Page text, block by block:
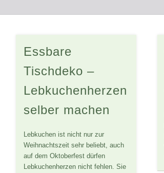
Essbare
Tischdeko –
Lebkuchenherzen
selber machen
Lebkuchen ist nicht nur zur
Weihnachtszeit sehr beliebt, auch
auf dem Oktoberfest dürfen
Lebkuchenherzen nicht fehlen. Sie